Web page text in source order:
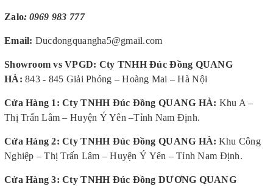
Zalo: 0969 983 777
Email: Ducdongquangha5@gmail.com
Showroom vs VPGD: Cty TNHH Đúc Đồng QUANG
HÀ:843- 845 Giải Phóng – Hoàng Mai – Hà Nội
Cửa Hàng 1: Cty TNHH Đúc Đồng QUANG HÀ: Khu A –
Thị Trấn Lâm – Huyện Ý Yên –Tỉnh Nam Định.
Cửa Hàng 2: Cty TNHH Đúc Đồng QUANG HÀ: Khu Công
Nghiệp – Thị Trấn Lâm – Huyện Ý Yên – Tỉnh Nam Định.
Cửa Hàng 3: Cty TNHH Đúc Đồng DƯƠNG QUANG